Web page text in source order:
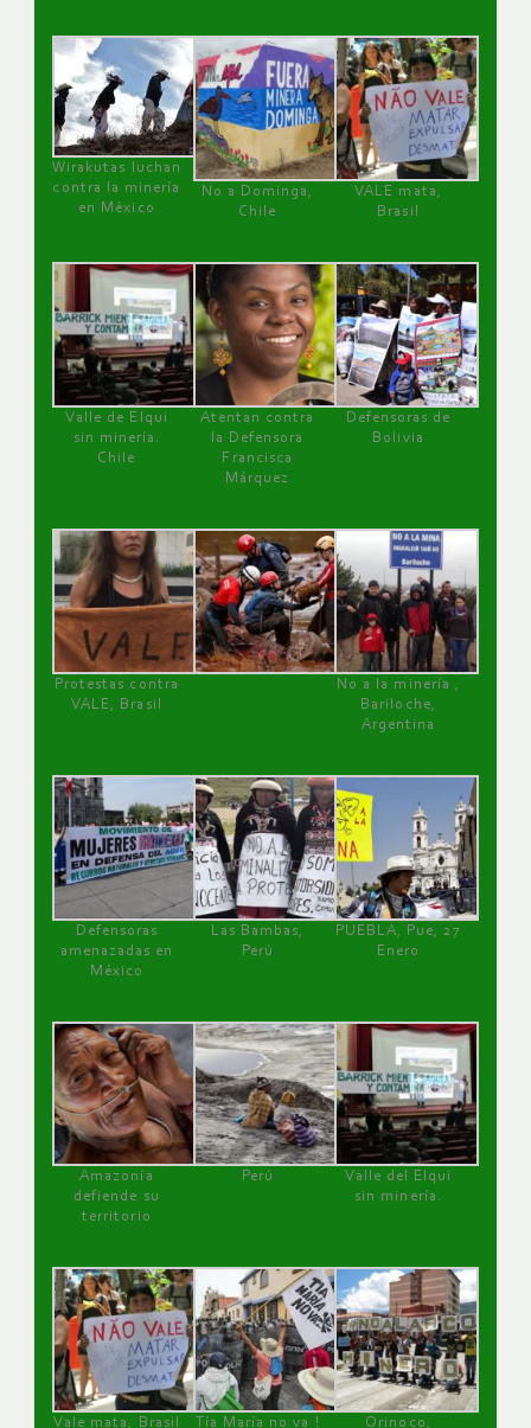
Wirakutas luchan
contra la minería
en México
No a Dominga,
Chile
VALE mata,
Brasil
Valle de Elqui
sin minería.
Chile
Atentan contra
la Defensora
Francisca
Márquez
Defensoras de
Bolivia
Protestas contra
VALE, Brasil
No a la minería ,
Bariloche,
Argentina
Defensoras
amenazadas en
México
Las Bambas,
Perú
PUEBLA, Pue, 27
Enero
Amazonía
defiende su
territorio
Perú
Valle del Elqui
sin minería.
Vale mata, Brasil Tía María no va ! Orinoco,